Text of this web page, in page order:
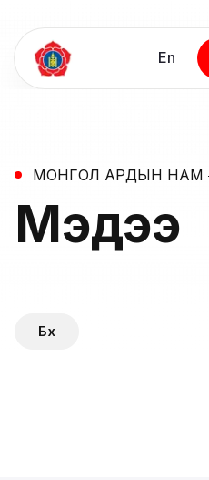
En
МОНГОЛ АРДЫН НАМ
Мэдээ
Бүх